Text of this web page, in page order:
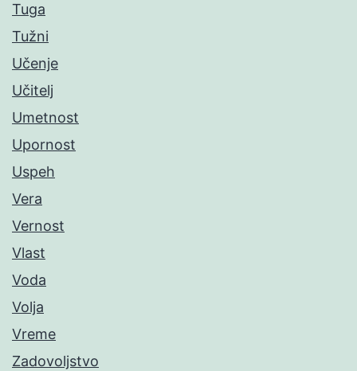
Tuga
Tužni
Učenje
Učitelj
Umetnost
Upornost
Uspeh
Vera
Vernost
Vlast
Voda
Volja
Vreme
Zadovoljstvo